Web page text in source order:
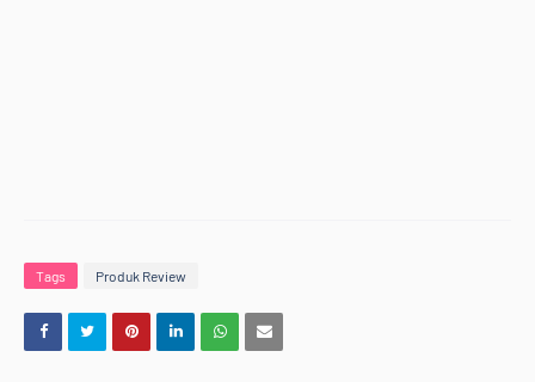
Tags Produk Review